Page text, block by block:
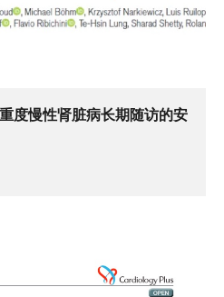
度慢性肾脏病长期随访的安